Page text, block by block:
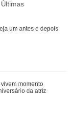
e recebe resposta
momento
Últimas
um antes e depois
momento
da atriz